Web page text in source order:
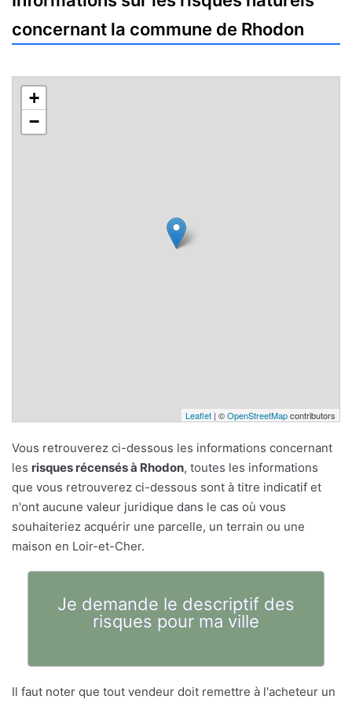
concernant la commune de Rhodon
+
−
Leaflet | ©OpenStreetMapcontributors
Vous retrouverez ci-dessous les informations concernant
les risques récensés à Rhodon, toutes les informations
que vous retrouverez ci-dessous sont à titre indicatif et
n'ont aucune valeur juridique dans le cas où vous
souhaiteriez acquérir une parcelle, un terrain ou une
maison en Loir-et-Cher.
Je demande le descriptif des
risques pour ma ville
Il faut noter que tout vendeur doit remettre à l'acheteur un